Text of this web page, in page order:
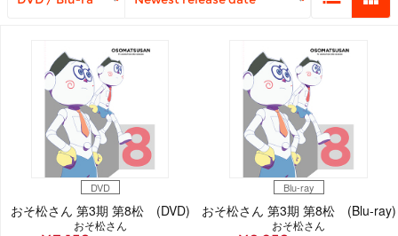
DVD
おそ松さん 第3期 第8松 (DVD)
おそ松さん
Blu-ray
おそ松さん 第3期 第8松 (Blu-ray)
おそ松さん